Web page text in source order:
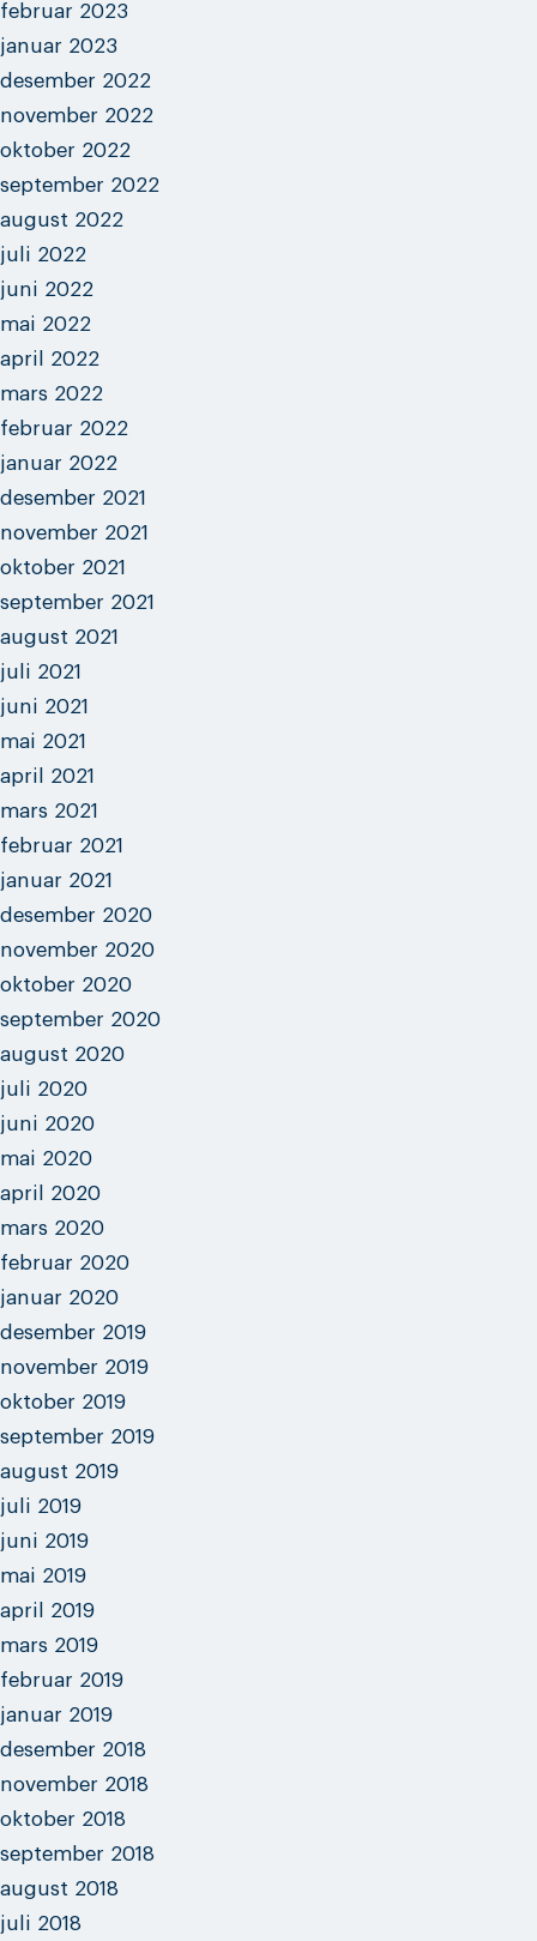
februar 2023
januar 2023
desember 2022
november 2022
oktober 2022
september 2022
august 2022
juli 2022
juni 2022
mai 2022
april 2022
mars 2022
februar 2022
januar 2022
desember 2021
november 2021
oktober 2021
september 2021
august 2021
juli 2021
juni 2021
mai 2021
april 2021
mars 2021
februar 2021
januar 2021
desember 2020
november 2020
oktober 2020
september 2020
august 2020
juli 2020
juni 2020
mai 2020
april 2020
mars 2020
februar 2020
januar 2020
desember 2019
november 2019
oktober 2019
september 2019
august 2019
juli 2019
juni 2019
mai 2019
april 2019
mars 2019
februar 2019
januar 2019
desember 2018
november 2018
oktober 2018
september 2018
august 2018
juli 2018